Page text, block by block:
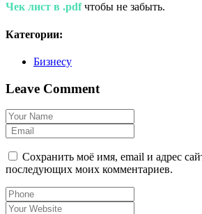
Чек лист в .pdfчтобы не забыть.
Категории:
Бизнесу
Leave Comment
Сохранить моё имя, email и адрес
последующих моих комментариев.